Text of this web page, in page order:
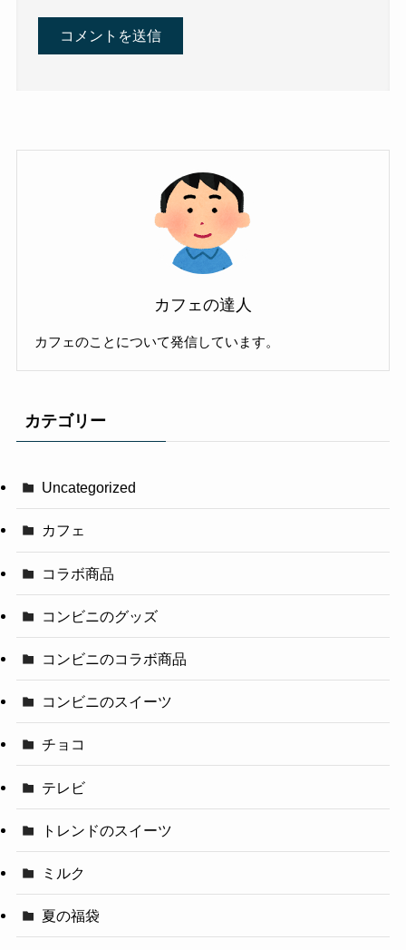
カフェの達人
カフェのことについて発信しています。
カテゴリー
Uncategorized
カフェ
コラボ商品
コンビニのグッズ
コンビニのコラボ商品
コンビニのスイーツ
チョコ
テレビ
トレンドのスイーツ
ミルク
夏の福袋